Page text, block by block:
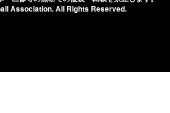
Association.All Rights Reserved.